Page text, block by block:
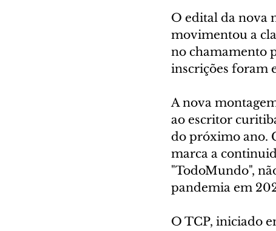
O edital da nova
movimentou a
no chamamento
inscrições foram
A nova
ao escritor
do próximo ano.
marca a
"TodoMundo",
pandemia em
O TCP, iniciado